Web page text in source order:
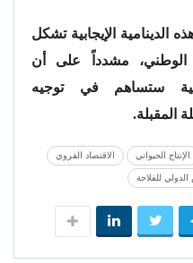
الدينامية الإيجابية تشكل
الوطني، مشدداً على أن
ستساهم في توجيه
المقبلة.
الإنتاج الحيواني الاقتصاد القروي
للفلاحة